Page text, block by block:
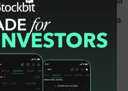
besar rekan bank
hal ini, dia ingin suku bunga
inflasi jangka
inflasi saat ini, saya
suku bunga tambahan
sesuai pada pertemuan